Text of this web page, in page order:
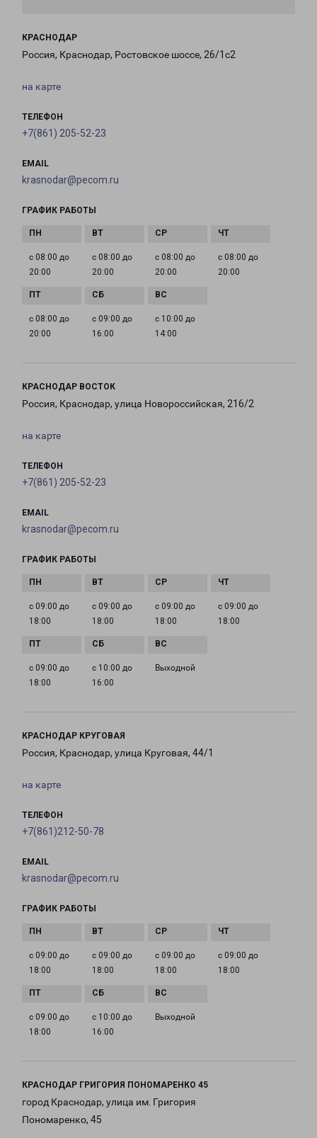
КРАСНОДАР
Россия, Краснодар, Ростовское шоссе, 26/1с2
на карте
ТЕЛЕФОН
+7(861) 205-52-23
EMAIL
krasnodar@pecom.ru
ГРАФИК РАБОТЫ
с 08:00 до
20:00
с 08:00 до
20:00
с 08:00 до
20:00
с 08:00 до
20:00
с 08:00 до
20:00
с 09:00 до
16:00
с 10:00 до
14:00
КРАСНОДАР ВОСТОК
Россия, Краснодар, улица Новороссийская, 216/2
на карте
ТЕЛЕФОН
+7(861) 205-52-23
EMAIL
krasnodar@pecom.ru
ГРАФИК РАБОТЫ
с 09:00 до
18:00
с 09:00 до
18:00
с 09:00 до
18:00
с 09:00 до
18:00
с 09:00 до
18:00
с 10:00 до
16:00
Выходной
КРАСНОДАР КРУГОВАЯ
Россия, Краснодар, улица Круговая, 44/1
на карте
ТЕЛЕФОН
+7(861)212-50-78
EMAIL
krasnodar@pecom.ru
ГРАФИК РАБОТЫ
с 09:00 до
18:00
с 09:00 до
18:00
с 09:00 до
18:00
с 09:00 до
18:00
с 09:00 до
18:00
с 10:00 до
16:00
Выходной
КРАСНОДАР ГРИГОРИЯ ПОНОМАРЕНКО 45
город Краснодар, улица им. Григория
Пономаренко, 45